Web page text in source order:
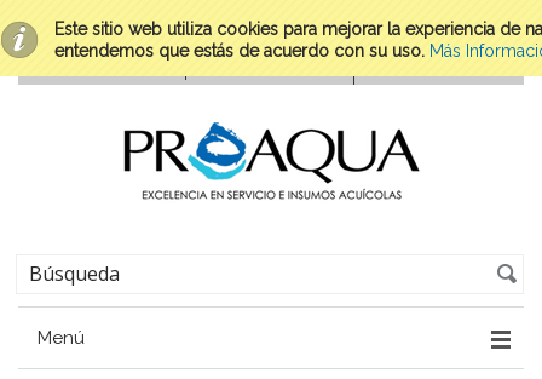
Este sitio web utiliza cookies para mejorar la experiencia de
entendemos que estás de acuerdo con su uso. Más
Menú